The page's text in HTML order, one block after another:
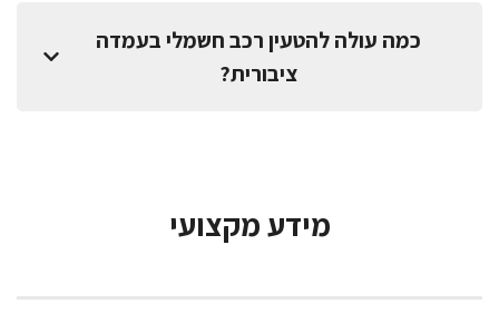
כמה עולה להטעין רכב חשמלי בעמדה
ציבורית?
מידע מקצועי